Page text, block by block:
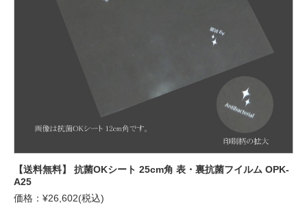
【送料無料】 抗菌OKシート 25cm角 表・裏抗菌フイルム OPK-
A25
価格：¥26,602(税込)